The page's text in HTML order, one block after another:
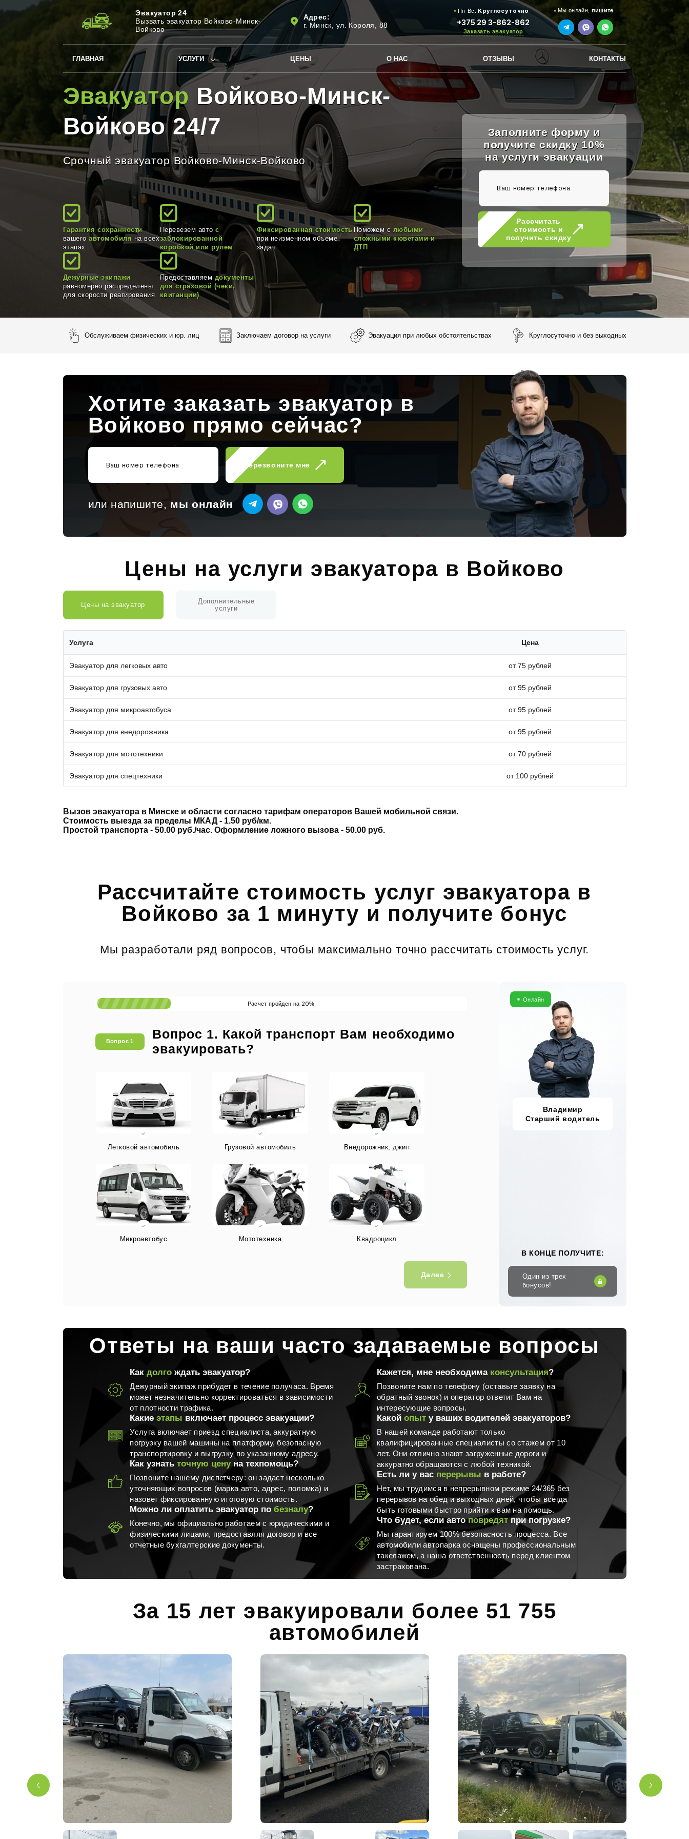
Эвакуатор 24
Вызвать эвакуатор Войково-Минск-
Войково
Адрес:
г. Минск, ул. Короля, 88
Пн-Вс: Круглосуточно
+375 29 3-862-862
Заказать эвакуатор
Мы онлайн, пишите
ГЛАВНАЯ УСЛУГИ ЦЕНЫ О НАС ОТЗЫВЫ КОНТАКТЫ
Эвакуатор Войково-Минск-
Войково 24/7
Срочный эвакуатор Войково-Минск-Войково
Гарантия сохранности
вашегоавтомобиля на всех
этапах
Перевезем автос
заблокированной
коробкой или рулем
Фиксированная стоимость
при неизменном объеме
задач
Поможем с любыми
сложными кюветами и
ДТП
Дежурные экипажи
равномерно распределены
для скорости реагирования
Предоставляем документы
для страховой (чеки,
квитанции)
Заполните форму и
получите скидку 10%
на услуги эвакуации
Рассчитать
стоимость и
получить скидку
Обслуживаем физических и юр. лиц Заключаем договор на услуги Эвакуация при любых обстоятельствах Круглосуточно и без выходных
Хотите заказать эвакуатор в
Войково прямо сейчас?
Перезвоните мне
или напишите, мы онлайн
Цены на услуги эвакуатора в Войково
Цены на эвакуатор
Дополнительные
услуги
Услуга Цена
Эвакуатор для легковых авто от 75 рублей
Эвакуатор для грузовых авто от 95 рублей
Эвакуатор для микроавтобуса от 95 рублей
Эвакуатор для внедорожника от 95 рублей
Эвакуатор для мототехники от 70 рублей
Эвакуатор для спецтехники от 100 рублей
Вызов эвакуатора в Минске и области согласно тарифам операторов Вашей мобильной связи.
Стоимость выезда за пределы МКАД - 1.50 руб/км.
Простой транспорта - 50.00 руб./час. Оформление ложного вызова - 50.00 руб.
Рассчитайте стоимость услуг эвакуатора в
Войково за 1 минуту и получите бонус
Мы разработали ряд вопросов, чтобы максимально точно рассчитать стоимость услуг.
Расчет пройден на 20%
Вопрос 1
Вопрос 1. Какой транспорт Вам необходимо
эвакуировать?
Легковой автомобиль Грузовой автомобиль Внедорожник, джип
Микроавтобус Мототехника Квадроцикл
Далее
Онлайн
Владимир
Старший водитель
В КОНЦЕ ПОЛУЧИТЕ:
Один из трех
бонусов!
Ответы на ваши часто задаваемые вопросы
Какдолго ждать эвакуатор?
Дежурный экипаж прибудет в течение получаса. Время
может незначительно корректироваться в зависимости
от плотности трафика.
Какиеэтапы включает процесс эвакуации?
Услуга включает приезд специалиста, аккуратную
погрузку вашей машины на платформу, безопасную
транспортировку и выгрузку по указанному адресу.
Как узнатьточную ценуна техпомощь?
Позвоните нашему диспетчеру: он задаст несколько
уточняющих вопросов (марка авто, адрес, поломка) и
назовет фиксированную итоговую стоимость.
Можно ли оплатить эвакуатор побезналу?
Конечно, мы официально работаем с юридическими и
физическими лицами, предоставляя договор и все
отчетные бухгалтерские документы.
Кажется, мне необходима консультация?
Позвоните нам по телефону (оставьте заявку на
обратный звонок) и оператор ответит Вам на
интересующие вопросы.
Какой опыт у ваших водителей эвакуаторов?
В нашей команде работают только
квалифицированные специалисты со стажем от 10
лет. Они отлично знают загруженные дороги и
аккуратно обращаются с любой техникой.
Есть ли у вас перерывы в работе?
Нет, мы трудимся в непрерывном режиме 24/365 без
перерывов на обед и выходных дней, чтобы всегда
быть готовыми быстро прийти к вам на помощь.
Что будет, если автоповредятпри погрузке?
Мы гарантируем 100% безопасность процесса. Все
автомобили автопарка оснащены профессиональным
такелажем, а наша ответственность перед клиентом
застрахована.
За 15 лет эвакуировали более 51 755
автомобилей